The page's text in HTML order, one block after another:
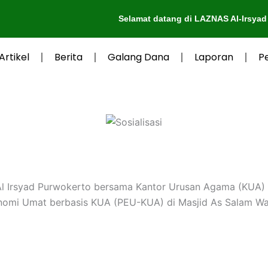
Selamat datang di LAZNAS Al-Irsyad
Berita Galang Dana Laporan
Irsyad Purwokerto bersama Kantor Urusan Agama
Umat berbasis KUA (PEU-KUA) di Masjid As Salam